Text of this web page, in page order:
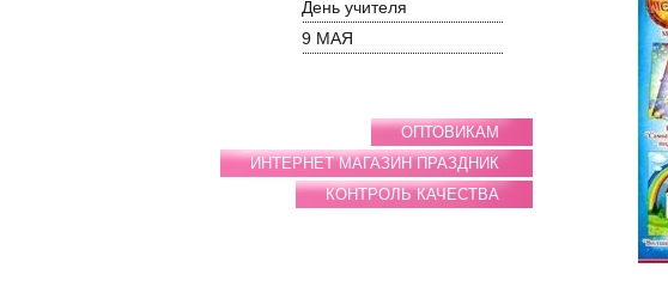
День учителя
9 МАЯ
ОПТОВИКАМ
ИНТЕРНЕТ МАГАЗИН ПРАЗДНИК
КОНТРОЛЬ КАЧЕСТВА